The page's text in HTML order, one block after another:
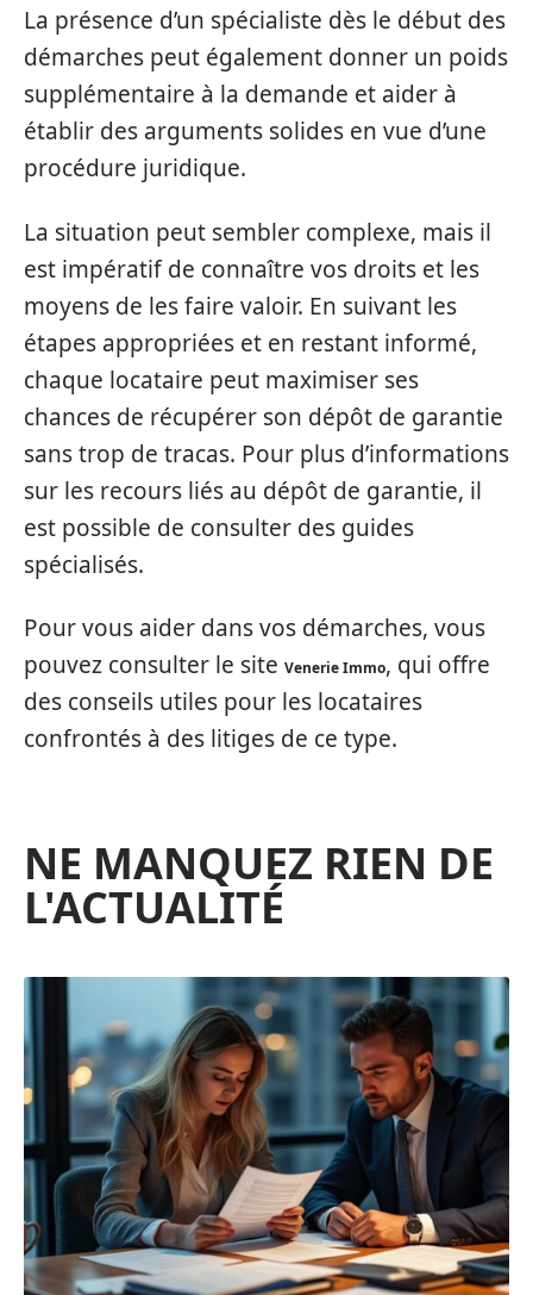
La présence d’un spécialiste dès le début des
démarches peut également donner un poids
supplémentaire à la demande et aider à
établir des arguments solides en vue d’une
procédure juridique.
La situation peut sembler complexe, mais il
est impératif de connaître vos droits et les
moyens de les faire valoir. En suivant les
étapes appropriées et en restant informé,
chaque locataire peut maximiser ses
chances de récupérer son dépôt de garantie
sans trop de tracas. Pour plus d’informations
sur les recours liés au dépôt de garantie, il
est possible de consulter des guides
spécialisés.
Pour vous aider dans vos démarches, vous
pouvez consulter le site Venerie Immo, qui offre
des conseils utiles pour les locataires
confrontés à des litiges de ce type.
NE MANQUEZ RIEN DE
L'ACTUALITÉ